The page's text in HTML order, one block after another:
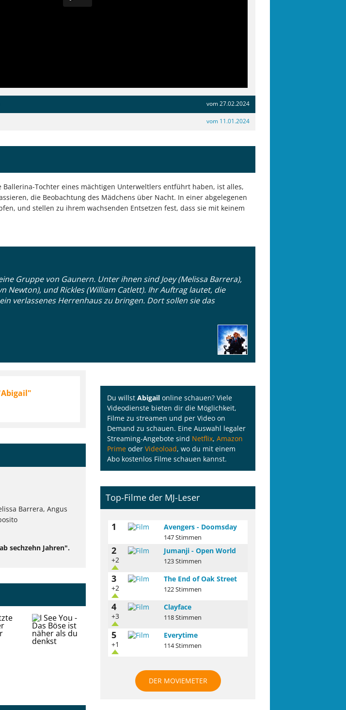
vom 27.02.2024
vom 11.01.2024
Tochter eines mächtigen Unterweltlers entführt haben, ist alles,
die Beobachtung des Mädchens über Nacht. In einer abgelegenen
und stellen zu ihrem wachsenden Entsetzen fest, dass sie mit keinem
Gruppe von Gaunern. Unter ihnen sind Joey (Melissa Barrera),
Newton), und Rickles (William Catlett). Ihr Auftrag lautet, die
verlassenes Herrenhaus zu bringen. Dort sollen sie das
Barrera, Angus
sechzehn Jahren".
Du willst Abigail online schauen? Viele
Videodienste bieten dir die Möglichkeit,
Filme zu streamen und per Video on
Demand zu schauen. Eine Auswahl legaler
Streaming-Angebote sind Netflix, Amazon
Prime oder Videoload, wo du mit einem
Abo kostenlos Filme schauen kannst.
Top-Filme der MJ-Leser
1 Avengers - Doomsday
147 Stimmen
2
+2
Jumanji - Open World
123 Stimmen
3
+2
The End of Oak Street
122 Stimmen
4
+3
Clayface
118 Stimmen
5
+1
Everytime
114 Stimmen
DER MOVIEMETER